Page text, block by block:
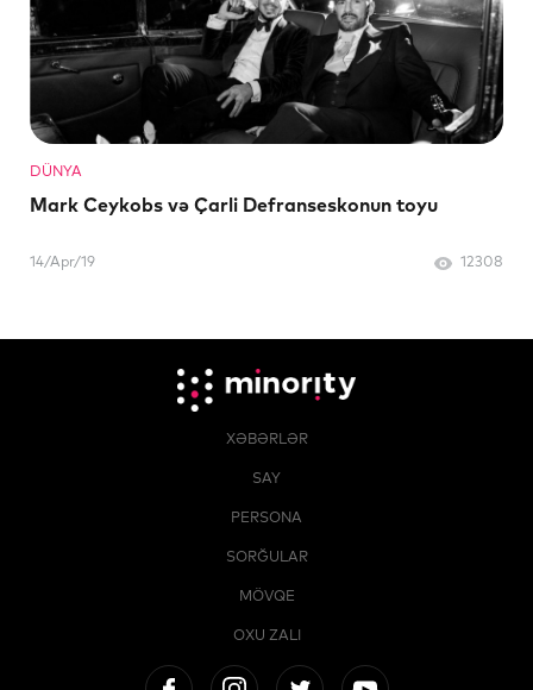
DÜNYA
Mark Ceykobs və Çarli Defranseskonun toyu
14/Apr/19 12308
XƏBƏRLƏR
SAY
PERSONA
SORĞULAR
MÖVQE
OXU ZALI